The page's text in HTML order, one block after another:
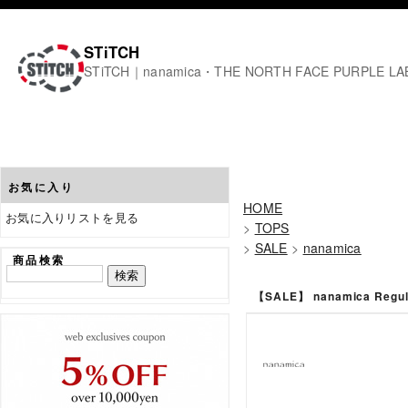
STiTCH
STiTCH｜nanamica・THE NORTH FACE PURPLE
お気に入り
お気に入りリストを見る
商品検索
HOME
> TOPS
> SALE > nanamica
【SALE】 nanamica